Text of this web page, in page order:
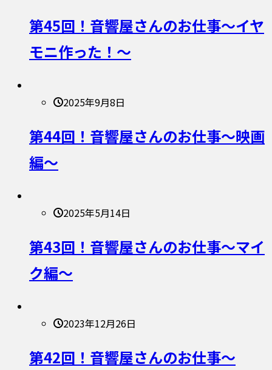
第45回！音響屋さんのお仕事〜イヤ
モニ作った！〜
2025年9月8日
第44回！音響屋さんのお仕事〜映画
編〜
2025年5月14日
第43回！音響屋さんのお仕事〜マイ
ク編〜
2023年12月26日
第42回！音響屋さんのお仕事〜